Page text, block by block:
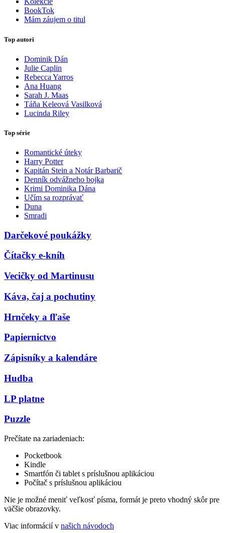
BookTok
Mám záujem o titul
Top autori
Dominik Dán
Julie Caplin
Rebecca Yarros
Ana Huang
Sarah J. Maas
Táňa Keleová Vasilková
Lucinda Riley
Top série
Romantické úteky
Harry Potter
Kapitán Stein a Notár Barbarič
Denník odvážneho bojka
Krimi Dominika Dána
Učím sa rozprávať
Duna
Smradi
Darčekové poukážky
Čítačky e-kníh
Vecičky od Martinusu
Káva, čaj a pochutiny
Hrnčeky a fľaše
Papiernictvo
Zápisníky a kalendáre
Hudba
LP platne
Puzzle
Prečítate na zariadeniach:
Pocketbook
Kindle
Smartfón či tablet s príslušnou aplikáciou
Počítač s príslušnou aplikáciou
Nie je možné meniť veľkosť písma, formát je preto vhodný skôr pre
väčšie obrazovky.
Viac informácií v našich návodoch